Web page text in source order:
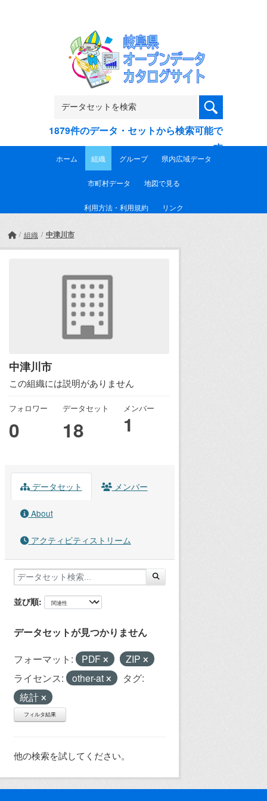
1879件のデータ・セットから検索可能で
す
ホーム 組織 グループ 県内広域データ
市町村データ 地図で見る
利用方法・利用規約 リンク
組織 中津川市
中津川市
この組織には説明がありません
フォロワー
0
データセット
18
メンバー
1
データセット メンバー
About
アクティビティストリーム
並び順
データセットが見つかりません
フォーマット: PDF
ZIP
ライセンス:
other-at
タグ:
統計
フィルタ結果
他の検索を試してください。